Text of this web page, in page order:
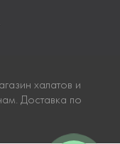
халатов и
Доставка по